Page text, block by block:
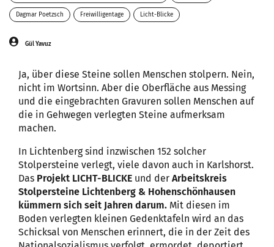
Dagmar Poetzsch Freiwilligentage Licht-Blicke
Gül Yavuz
Ja, über diese Steine sollen Menschen stolpern. Nein,
nicht im Wortsinn. Aber die Oberfläche aus Messing
und die eingebrachten Gravuren sollen Menschen auf
die in Gehwegen verlegten Steine aufmerksam
machen.
In Lichtenberg sind inzwischen 152 solcher
Stolpersteine verlegt, viele davon auch in Karlshorst.
Das Projekt LICHT-BLICKE und der Arbeitskreis
Stolpersteine Lichtenberg & Hohenschönhausen
kümmern sich seit Jahren darum. Mit diesen im
Boden verlegten kleinen Gedenktafeln wird an das
Schicksal von Menschen erinnert, die in der Zeit des